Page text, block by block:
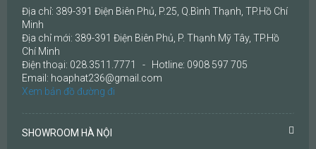
Địa chỉ: 389-391 Điện Biên Phủ, P.25, Q.Bình Thạnh, TP.Hồ Chí
Minh
Địa chỉ mới: 389-391 Điện Biên Phủ, P. Thạnh Mỹ Tây, TP.Hồ
Chí Minh
Điện thoại: 028.3511.7771 - Hotline: 0908 597 705
Email: hoaphat236@gmail.com
Xem bản đồ đường đi
SHOWROOM HÀ NỘI